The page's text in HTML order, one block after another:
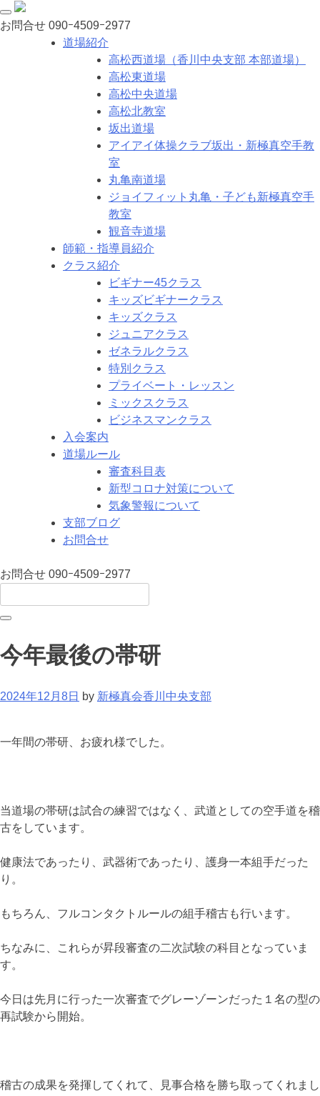
お問合せ 090ｰ4509ｰ2977
道場紹介
高松西道場（香川中央支部 本部道場）
高松東道場
高松中央道場
高松北教室
坂出道場
アイアイ体操クラブ坂出・新極真空手教
室
丸亀南道場
ジョイフィット丸亀・子ども新極真空手
教室
観音寺道場
師範・指導員紹介
クラス紹介
ビギナー45クラス
キッズビギナークラス
キッズクラス
ジュニアクラス
ゼネラルクラス
特別クラス
プライベート・レッスン
ミックスクラス
ビジネスマンクラス
入会案内
道場ルール
審査科目表
新型コロナ対策について
気象警報について
支部ブログ
お問合せ
お問合せ 090ｰ4509ｰ2977
今年最後の帯研
2024年12月8日 by 新極真会香川中央支部
一年間の帯研、お疲れ様でした。
当道場の帯研は試合の練習ではなく、武道としての空手道を稽
古をしています。
健康法であったり、武器術であったり、護身一本組手だった
り。
もちろん、フルコンタクトルールの組手稽古も行います。
ちなみに、これらが昇段審査の二次試験の科目となっていま
す。
今日は先月に行った一次審査でグレーゾーンだった１名の型の
再試験から開始。
稽古の成果を発揮してくれて、見事合格を勝ち取ってくれまし